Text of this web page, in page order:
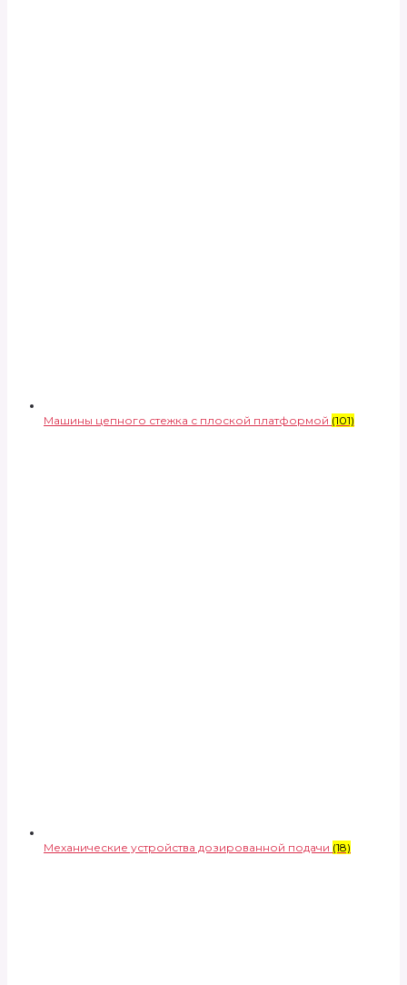
Машины цепного стежка с плоской платформой (101)
Механические устройства дозированной подачи (18)